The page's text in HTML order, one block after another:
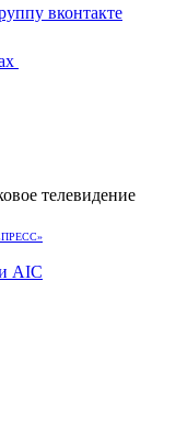
вконтакте
телевидение